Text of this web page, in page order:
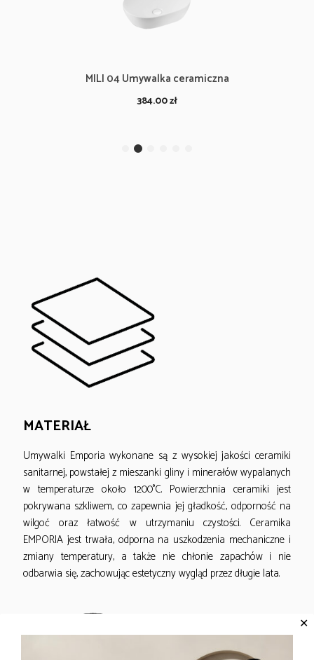
MILI 04 Umywalka ceramiczna
384.00zł
MATERIAŁ
Umywalki Emporia wykonane są z wysokiej jakości ceramiki
sanitarnej, powstałej z mieszanki gliny i minerałów wypalanych
w temperaturze około 1200°C. Powierzchnia ceramiki jest
pokrywana szkliwem, co zapewnia jej gładkość, odporność na
wilgoć oraz łatwość w utrzymaniu czystości. Ceramika
EMPORIA jest trwała, odporna na uszkodzenia mechaniczne i
zmiany temperatury, a także nie chłonie zapachów i nie
odbarwia się, zachowując estetyczny wygląd przez długie lata.
✕